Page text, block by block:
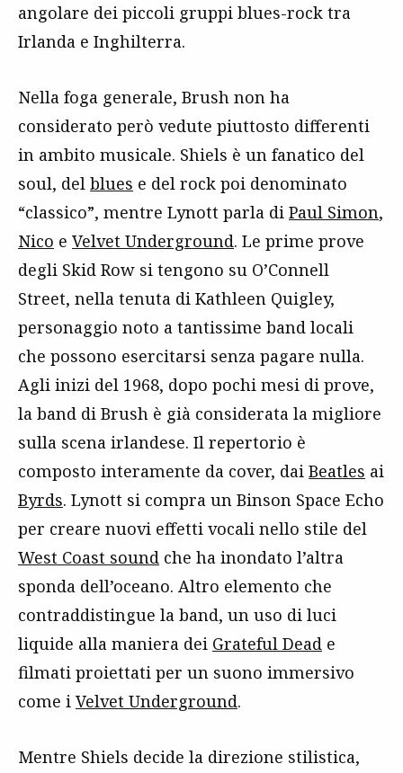
angolare dei piccoli gruppi blues-rock tra
Irlanda e Inghilterra.
Nella foga generale, Brush non ha
considerato però vedute piuttosto differenti
in ambito musicale. Shiels è un fanatico del
soul, del blues e del rock poi denominato
“classico”, mentre Lynott parla di Paul Simon,
Nico e Velvet Underground. Le prime prove
degli Skid Row si tengono su O’Connell
Street, nella tenuta di Kathleen Quigley,
personaggio noto a tantissime band locali
che possono esercitarsi senza pagare nulla.
Agli inizi del 1968, dopo pochi mesi di prove,
la band di Brush è già considerata la migliore
sulla scena irlandese. Il repertorio è
composto interamente da cover, dai Beatles ai
Byrds. Lynott si compra un Binson Space Echo
per creare nuovi effetti vocali nello stile del
West Coast sound che ha inondato l’altra
sponda dell’oceano. Altro elemento che
contraddistingue la band, un uso di luci
liquide alla maniera dei Grateful Dead e
filmati proiettati per un suono immersivo
come i Velvet Underground.
Mentre Shiels decide la direzione stilistica,